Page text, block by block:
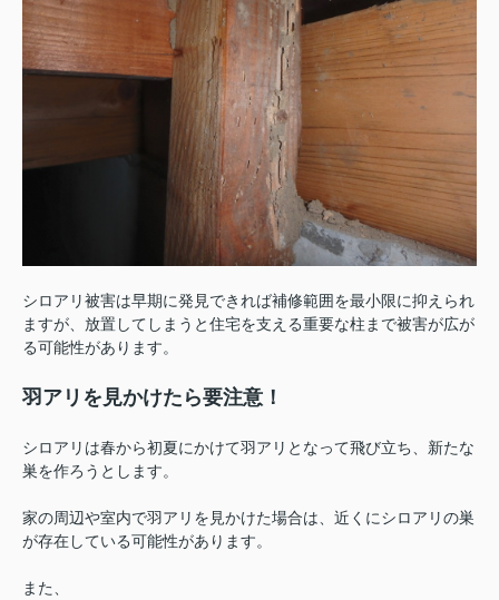
シロアリ被害は早期に発見できれば補修範囲を最小限に抑えられ
ますが、放置してしまうと住宅を支える重要な柱まで被害が広が
る可能性があります。
羽アリを見かけたら要注意！
シロアリは春から初夏にかけて羽アリとなって飛び立ち、新たな
巣を作ろうとします。
家の周辺や室内で羽アリを見かけた場合は、近くにシロアリの巣
が存在している可能性があります。
また、